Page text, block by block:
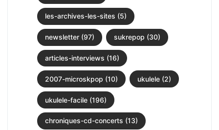
les-archives-les-sites (5)
newsletter (97) sukrepop (30)
articles-interviews (16)
2007-microskpop (10) ukulele (2)
ukulele-facile (196)
chroniques-cd-concerts (13)